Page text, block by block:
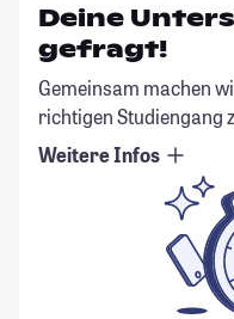
Deine
gefragt!
Gemeinsam machen
richtigen Studiengang
Weitere Infos